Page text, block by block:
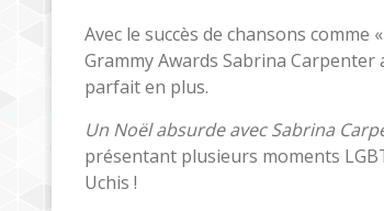
Avec le succès de chansons comme
Grammy Awards Sabrina
parfait en plus.
Un Noël absurde avec Sabrina
présentant plusieurs moments
Uchis !